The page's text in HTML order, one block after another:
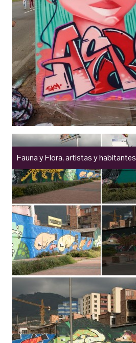
Fauna y Flora, artistas y habitantes